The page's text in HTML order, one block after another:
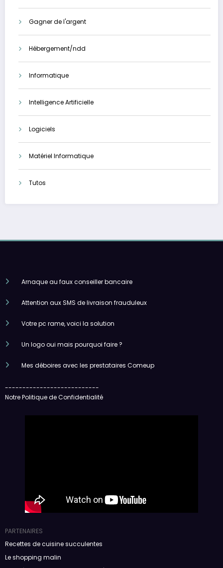
Gagner de l'argent
Hébergement/ndd
Informatique
Intelligence Artificielle
Logiciels
Matériel Informatique
Tutos
Arnaque au faux conseiller bancaire
Attention aux SMS de livraison frauduleux
Votre pc rame, voici la solution
Un logo oui mais pourquoi faire ?
Mes déboires avec les prestataires Comeup
---------------------------
Notre Politique de Confidentialité
PARTENAIRES
Recettes de cuisine succulentes
Le shopping malin